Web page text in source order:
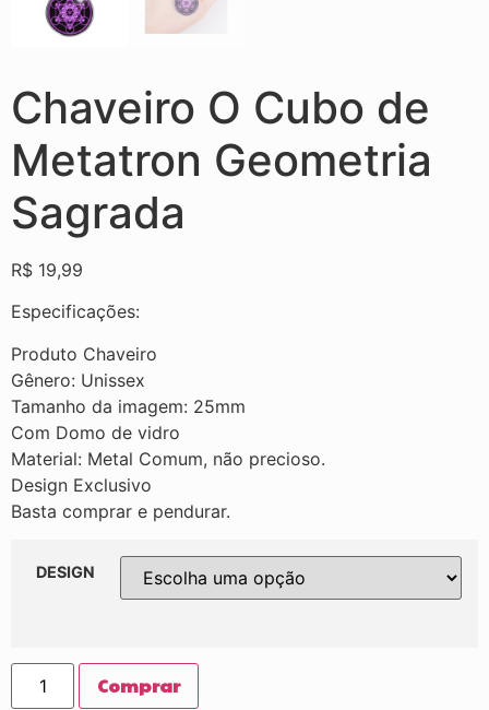
Chaveiro O Cubo de
Metatron Geometria
Sagrada
R$ 19,99
Especificações:
Produto Chaveiro
Gênero: Unissex
Tamanho da imagem: 25mm
Com Domo de vidro
Material: Metal Comum, não precioso.
Design Exclusivo
Basta comprar e pendurar.
DESIGN
Comprar